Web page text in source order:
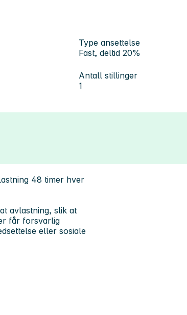
Type ansettelse
Fast, deltid 20%
Antall stillinger
1
48 timer hver
avlastning, slik at
får forsvarlig
eller sosiale